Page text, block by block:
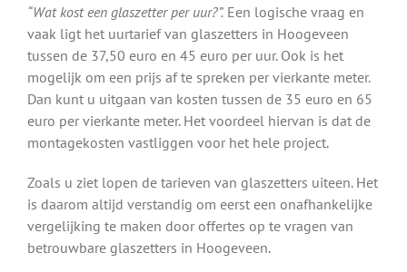
“Wat kost een glaszetter per uur?”. Een logische vraag en
vaak ligt het uurtarief van glaszetters in Hoogeveen
tussen de 37,50 euro en 45 euro per uur. Ook is het
mogelijk om een prijs af te spreken per vierkante meter.
Dan kunt u uitgaan van kosten tussen de 35 euro en 65
euro per vierkante meter. Het voordeel hiervan is dat de
montagekosten vastliggen voor het hele project.
Zoals u ziet lopen de tarieven van glaszetters uiteen. Het
is daarom altijd verstandig om eerst een onafhankelijke
vergelijking te maken door offertes op te vragen van
betrouwbare glaszetters in Hoogeveen.